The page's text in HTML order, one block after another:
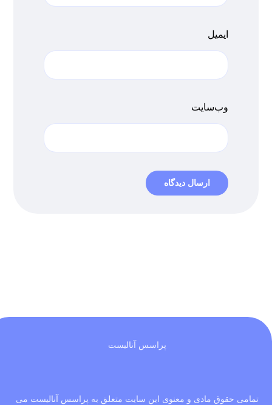
ایمیل
وب‌سایت
پراسس آنالیست
تمامی حقوق مادی و معنوی این سایت متعلق به پراسس آنالیست می